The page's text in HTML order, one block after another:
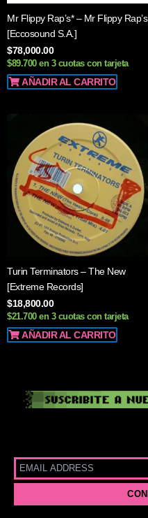
Mr Flippy Rap’s* – Mr Flippy Rap’s
[Eccosound S.A.]
$78,000.00
$89.700 en 3 cuotas con tarjeta
AÑADIR AL CARRITO
Turin Terminators – The New
[Extreme Records]
$18,800.00
$21.700 en 3 cuotas con tarjeta
AÑADIR AL CARRITO